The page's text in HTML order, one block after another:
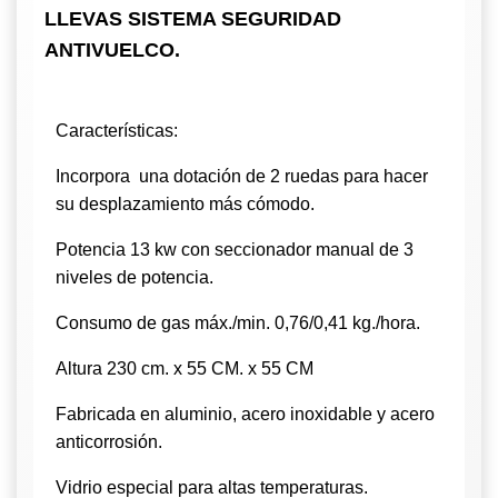
LLEVAS SISTEMA SEGURIDAD
ANTIVUELCO.
Características:
Incorpora una dotación de 2 ruedas para hacer
su desplazamiento más cómodo.
Potencia 13 kw con seccionador manual de 3
niveles de potencia.
Consumo de gas máx./min. 0,76/0,41 kg./hora.
Altura 230 cm. x 55 CM. x 55 CM
Fabricada en aluminio, acero inoxidable y acero
anticorrosión.
Vidrio especial para altas temperaturas.